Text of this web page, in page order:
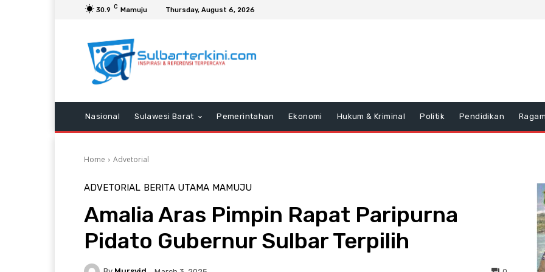
30.9 C Mamuju Thursday, August 6, 2026
Nasional Sulawesi Barat Pemerintahan Ekonomi Hukum & Kriminal Politik Pendidikan
Home Advetorial
ADVETORIAL BERITA UTAMA MAMUJU
Amalia Aras Pimpin Rapat Paripurna
Pidato Gubernur Sulbar Terpilih